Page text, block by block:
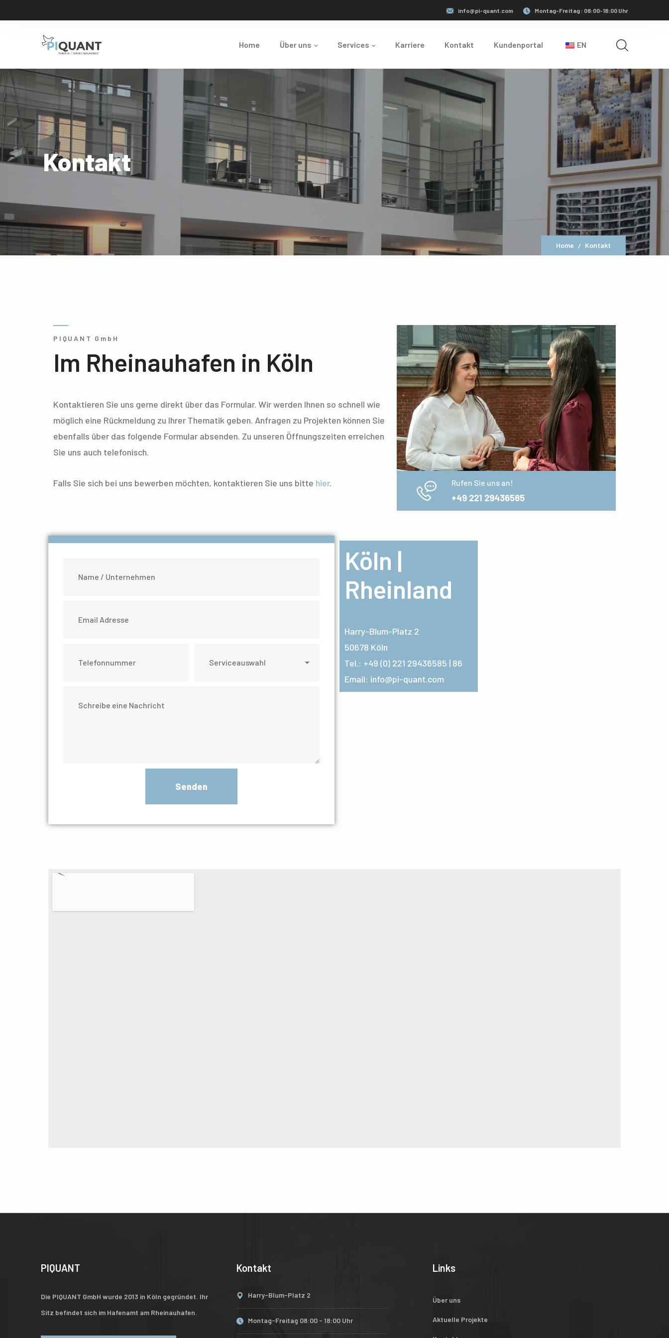
info@pi-quant.com Montag-Freitag : 08:00-18:00 Uhr
Home Über uns Services Karriere Kontakt Kundenportal EN
Kontakt
Home Kontakt
PIQUANT GmbH
Im Rheinauhafen in Köln
Kontaktieren Sie uns gerne direkt über das Formular. Wir werden Ihnen so schnell wie
möglich eine Rückmeldung zu Ihrer Thematik geben. Anfragen zu Projekten können Sie
ebenfalls über das folgende Formular absenden. Zu unseren Öffnungszeiten erreichen
Sie uns auch telefonisch.
Falls Sie sich bei uns bewerben möchten, kontaktieren Sie uns bitte hier. Rufen Sie uns an!
+49 221 29436585
Köln |
Rheinland
Harry-Blum-Platz 2
50678 Köln
Tel.: +49 (0) 221 29436585 | 86
Email: info@pi-quant.com
PIQUANT
Die PIQUANT GmbH wurde 2013 in Köln gegründet. Ihr
Sitz befindet sich im Hafenamt am Rheinauhafen.
Kontakt
Harry-Blum-Platz 2
Montag-Freitag 08:00 - 18:00 Uhr
Links
Über uns
Aktuelle Projekte